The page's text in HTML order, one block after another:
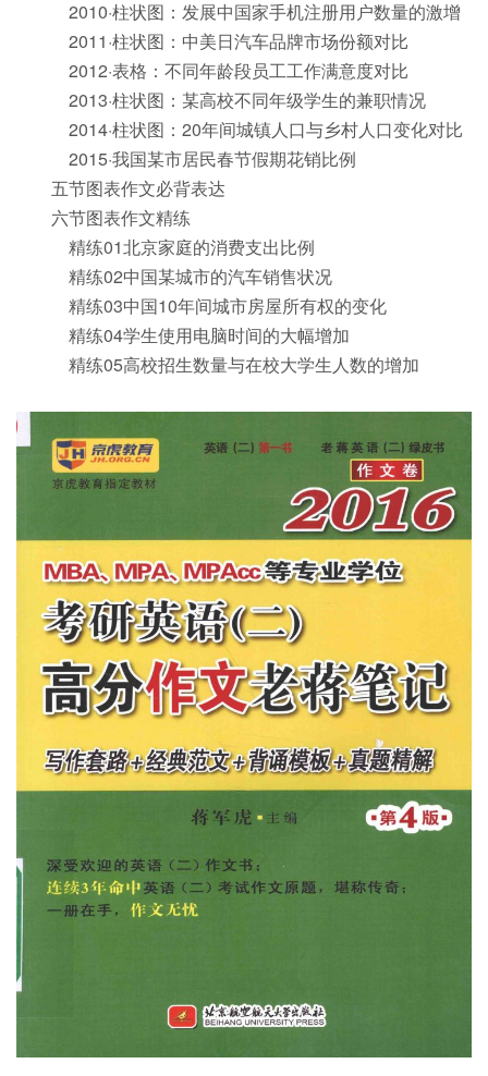
2010·柱状图：发展中国家手机注册用户数量的激增
2011·柱状图：中美日汽车品牌市场份额对比
2012·表格：不同年龄段员工工作满意度对比
2013·柱状图：某高校不同年级学生的兼职情况
2014·柱状图：20年间城镇人口与乡村人口变化对比
2015·我国某市居民春节假期花销比例
五节图表作文必背表达
六节图表作文精练
精练01北京家庭的消费支出比例
精练02中国某城市的汽车销售状况
精练03中国10年间城市房屋所有权的变化
精练04学生使用电脑时间的大幅增加
精练05高校招生数量与在校大学生人数的增加